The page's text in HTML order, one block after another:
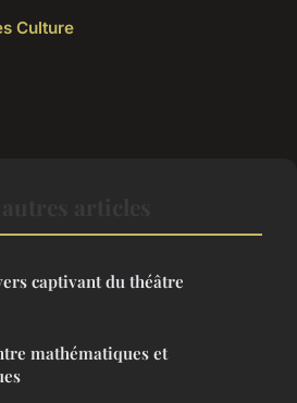
Culture
captivant du théâtre
mathématiques et